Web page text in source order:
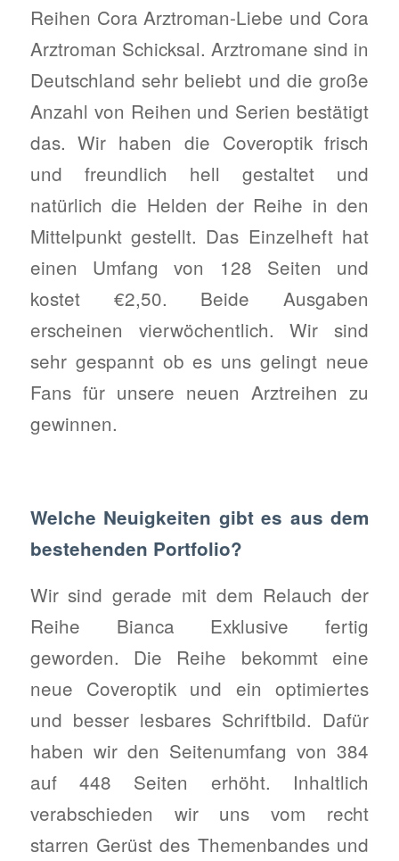
Reihen Cora Arztroman-Liebe und Cora
Arztroman Schicksal. Arztromane sind in
Deutschland sehr beliebt und die große
Anzahl von Reihen und Serien bestätigt
das. Wir haben die Coveroptik frisch
und freundlich hell gestaltet und
natürlich die Helden der Reihe in den
Mittelpunkt gestellt. Das Einzelheft hat
einen Umfang von 128 Seiten und
kostet €2,50. Beide Ausgaben
erscheinen vierwöchentlich. Wir sind
sehr gespannt ob es uns gelingt neue
Fans für unsere neuen Arztreihen zu
gewinnen.
Welche Neuigkeiten gibt es aus dem
bestehenden Portfolio?
Wir sind gerade mit dem Relauch der
Reihe Bianca Exklusive fertig
geworden. Die Reihe bekommt eine
neue Coveroptik und ein optimiertes
und besser lesbares Schriftbild. Dafür
haben wir den Seitenumfang von 384
auf 448 Seiten erhöht. Inhaltlich
verabschieden wir uns vom recht
starren Gerüst des Themenbandes und